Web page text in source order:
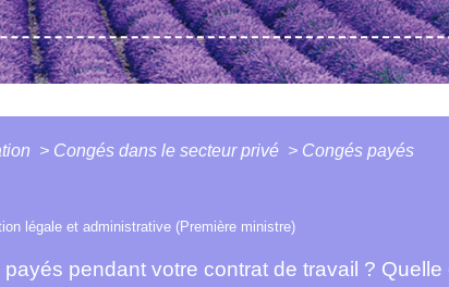
> Congés dans le secteur privé > Congés payés
légale et administrative (Première ministre)
pendant votre contrat de travail ? Quelle